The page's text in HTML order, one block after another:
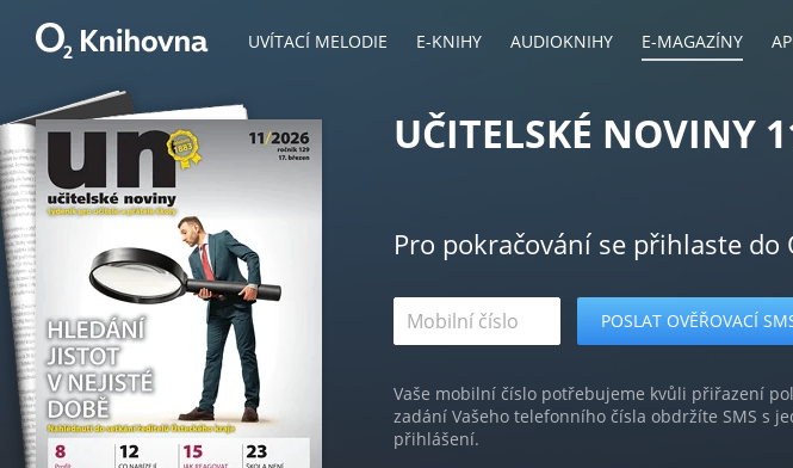
UVÍTACÍ MELODIE E-KNIHY AUDIOKNIHY E-MAGAZÍNY
UČITELSKÉ NOVINY
Pro pokračování se přihlaste do
Vaše mobilní číslo potřebujeme kvůli přiřazení
zadání Vašeho telefonního čísla obdržíte SMS s
přihlášení.